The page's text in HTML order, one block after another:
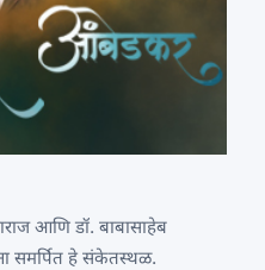
आणि डॉ. बाबासाहेब
समर्पित हे संकेतस्थळ.